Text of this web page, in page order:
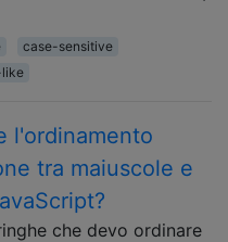
case-sensitive
l'ordinamento
tra maiuscole e
che devo ordinare